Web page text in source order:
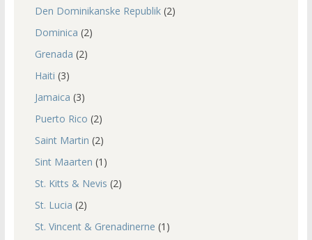
Den Dominikanske Republik(2)
Dominica (2)
Grenada (2)
Haiti (3)
Jamaica (3)
Puerto Rico (2)
Saint Martin (2)
Sint Maarten (1)
St. Kitts & Nevis (2)
St. Lucia (2)
St. Vincent & Grenadinerne (1)